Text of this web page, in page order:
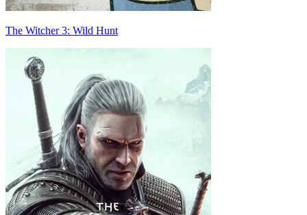
The Witcher 3: Wild Hunt